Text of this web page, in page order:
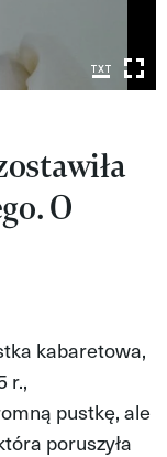
O
kabaretowa,
r.,
pustkę, ale
poruszyła